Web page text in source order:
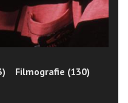
Filmografie (130)